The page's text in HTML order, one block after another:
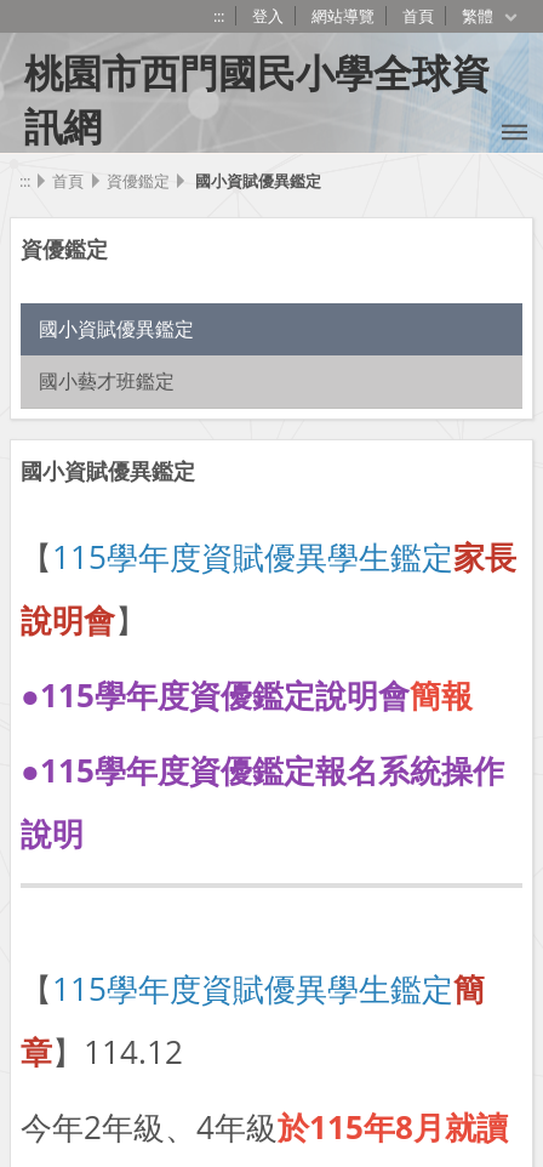
::: 登入 網站導覽 首頁 繁體
桃園市西門國民小學全球資
訊網
::: 首頁 資優鑑定 國小資賦優異鑑定
資優鑑定
國小資賦優異鑑定
國小藝才班鑑定
國小資賦優異鑑定
【115學年度資賦優異學生鑑定家長
說明會】
●115學年度資優鑑定說明會簡報
●115學年度資優鑑定報名系統操作
說明
【115學年度資賦優異學生鑑定簡
章】114.12
今年2年級、4年級於115年8月就讀